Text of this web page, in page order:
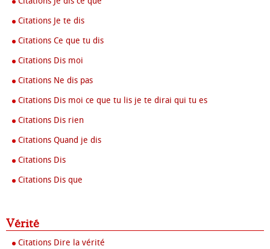
Citations Je te dis
Citations Ce que tu dis
Citations Dis moi
Citations Ne dis pas
Citations Dis moi ce que tu lis je te dirai qui tu es
Citations Dis rien
Citations Quand je dis
Citations Dis
Citations Dis que
Vérité
Citations Dire la vérité